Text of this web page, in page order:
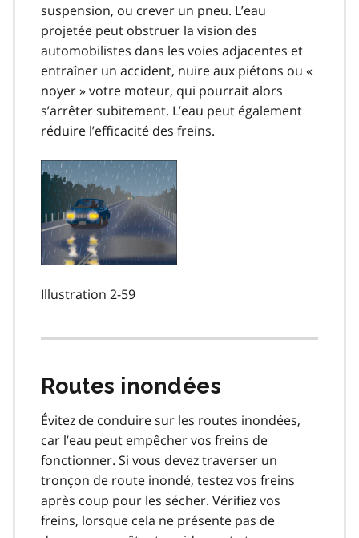
suspension, ou crever un pneu. L’eau
projetée peut obstruer la vision des
automobilistes dans les voies adjacentes et
entraîner un accident, nuire aux piétons ou «
noyer » votre moteur, qui pourrait alors
s’arrêter subitement. L’eau peut également
réduire l’efficacité des freins.
Illustration 2-59
Routes inondées
Évitez de conduire sur les routes inondées,
car l’eau peut empêcher vos freins de
fonctionner. Si vous devez traverser un
tronçon de route inondé, testez vos freins
après coup pour les sécher. Vérifiez vos
freins, lorsque cela ne présente pas de